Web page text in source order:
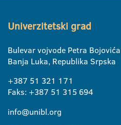
Univerzitetski grad
Bulevar vojvode Petra Bojovića
Banja Luka, Republika Srpska
+387 51 321 171
Faks: +387 51 315 694
info@unibl.org